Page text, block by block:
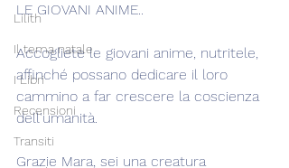
Lilith
Il tema natale
I Libri
Recensioni
Transiti
LE GIOVANI ANIME..
Accogliete le giovani anime, nutritele,
affinché possano dedicare il loro
cammino a far crescere la coscienza
dell'umanità.
Grazie Mara, sei una creatura